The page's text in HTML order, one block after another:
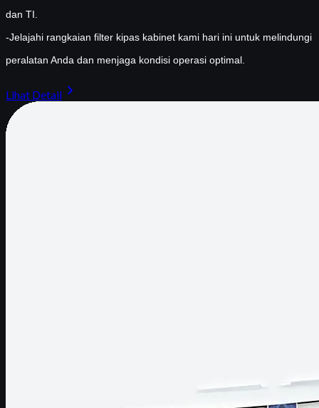
dan TI.
-Jelajahi rangkaian filter kipas kabinet kami hari ini untuk melindungi
peralatan Anda dan menjaga kondisi operasi optimal.
Lihat Detail chevron_right